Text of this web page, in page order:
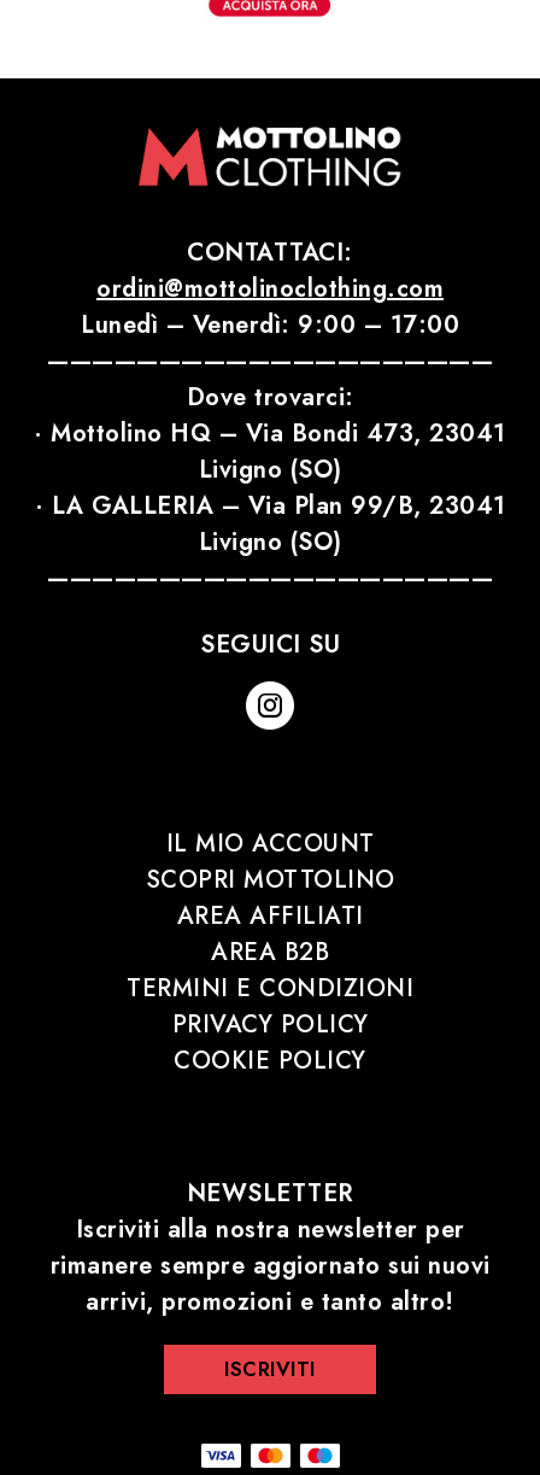
CONTATTACI:
ordini@mottolinoclothing.com
Lunedì – Venerdì: 9:00 – 17:00
————————————————————
Dove trovarci:
· Mottolino HQ – Via Bondi 473, 23041
Livigno (SO)
· LA GALLERIA – Via Plan 99/B, 23041
Livigno (SO)
————————————————————
SEGUICI SU
IL MIO ACCOUNT
SCOPRI MOTTOLINO
AREA AFFILIATI
AREA B2B
TERMINI E CONDIZIONI
PRIVACY POLICY
COOKIE POLICY
NEWSLETTER
Iscriviti alla nostra newsletter per
rimanere sempre aggiornato sui nuovi
arrivi, promozioni e tanto altro!
ISCRIVITI